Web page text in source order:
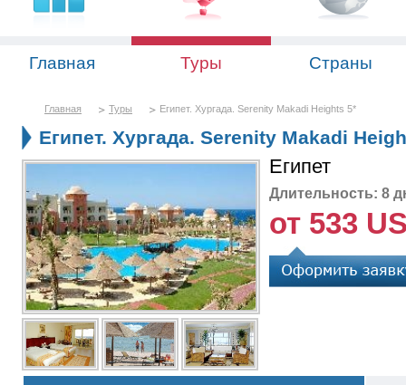
Главная Туры Страны
Главная Туры Египет. Хургада. Serenity Makadi Heights 5*
Египет. Хургада. Serenity Makadi
Египет
Длительность: 8
от 533